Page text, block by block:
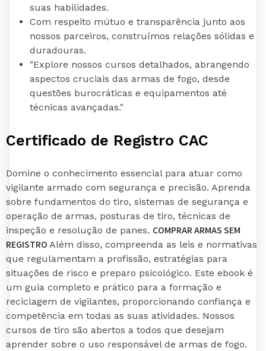
suas habilidades.
Com respeito mútuo e transparência junto aos
nossos parceiros, construímos relações sólidas e
duradouras.
"Explore nossos cursos detalhados, abrangendo
aspectos cruciais das armas de fogo, desde
questões burocráticas e equipamentos até
técnicas avançadas."
Certificado de Registro CAC
Domine o conhecimento essencial para atuar como
vigilante armado com segurança e precisão. Aprenda
sobre fundamentos do tiro, sistemas de segurança e
operação de armas, posturas de tiro, técnicas de
inspeção e resolução de panes. COMPRAR ARMAS SEM
REGISTRO Além disso, compreenda as leis e normativas
que regulamentam a profissão, estratégias para
situações de risco e preparo psicológico. Este ebook é
um guia completo e prático para a formação e
reciclagem de vigilantes, proporcionando confiança e
competência em todas as suas atividades. Nossos
cursos de tiro são abertos a todos que desejam
aprender sobre o uso responsável de armas de fogo.